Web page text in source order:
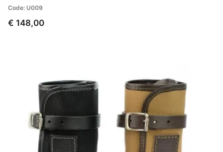
Code: U009
€ 148,00